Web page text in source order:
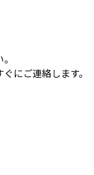
にご連絡します。